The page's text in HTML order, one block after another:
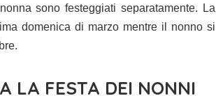
sono festeggiati separatamente. La
domenica di marzo mentre il nonno si
LA FESTA DEI NONNI